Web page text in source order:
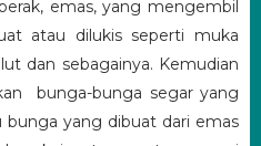
emas, yang mengembil
atau dilukis seperti muka
dan sebagainya. Kemudian
bunga-bunga segar yang
yang dibuat dari emas